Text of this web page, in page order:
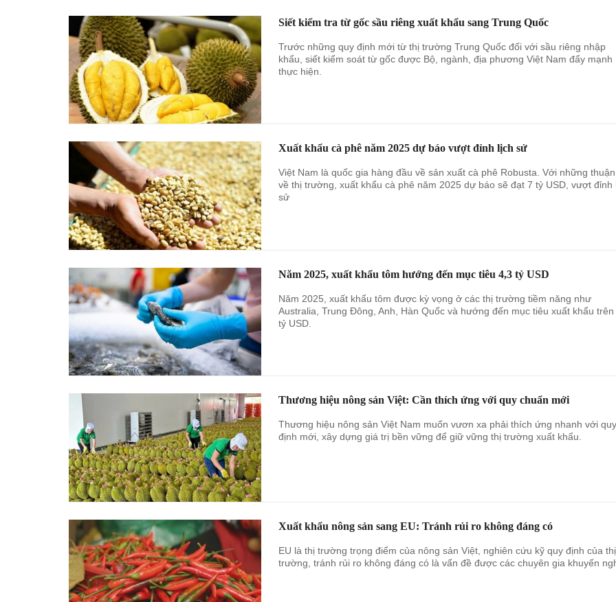
Siết kiểm tra từ gốc sầu riêng xuất khẩu sang Trung Quốc
Trước những quy định mới từ thị trường Trung Quốc đối với sầu riêng nhập
khẩu, siết kiểm soát từ gốc được Bộ, ngành, địa phương Việt Nam đẩy mạnh
thực hiện.
Xuất khẩu cà phê năm 2025 dự báo vượt đỉnh lịch sử
Việt Nam là quốc gia hàng đầu về sản xuất cà phê Robusta. Với những
về thị trường, xuất khẩu cà phê năm 2025 dự báo sẽ đạt 7 tỷ USD, vượt đỉnh
sử
Năm 2025, xuất khẩu tôm hướng đến mục tiêu 4,3 tỷ USD
Năm 2025, xuất khẩu tôm được kỳ vọng ở các thị trường tiềm năng như
Australia, Trung Đông, Anh, Hàn Quốc và hướng đến mục tiêu xuất khẩu trên
tỷ USD.
Thương hiệu nông sản Việt: Cần thích ứng với quy chuẩn mới
Thương hiệu nông sản Việt Nam muốn vươn xa phải thích ứng nhanh với quy
định mới, xây dựng giá trị bền vững để giữ vững thị trường xuất khẩu.
Xuất khẩu nông sản sang EU: Tránh rủi ro không đáng có
EU là thị trường trọng điểm của nông sản Việt, nghiên cứu kỹ quy định của thị
trường, tránh rủi ro không đáng có là vấn đề được các chuyên gia khuyến